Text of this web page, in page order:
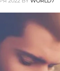
задает себе
Говорят,